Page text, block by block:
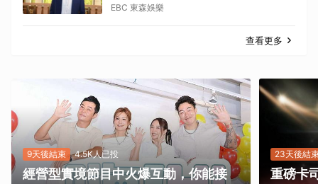
EBC 東森娛樂
查看更多
9天後結束 4.5K人已投
經營型實境節目中火爆互動，你能接
23天後結
重磅卡